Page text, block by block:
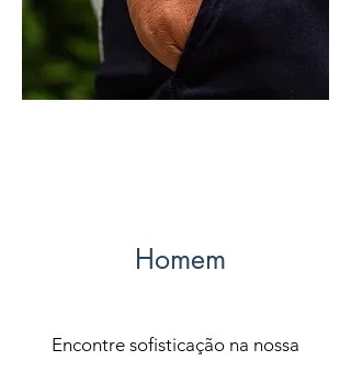
Homem
Encontre sofisticação na nossa